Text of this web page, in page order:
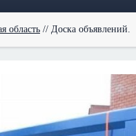
область // Доска объявлений.